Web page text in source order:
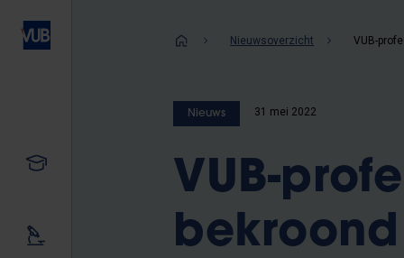
Ons onderzoek
Kruimelpad
Nieuwsoverzicht
Nieuws 31 mei 2022
VUB-